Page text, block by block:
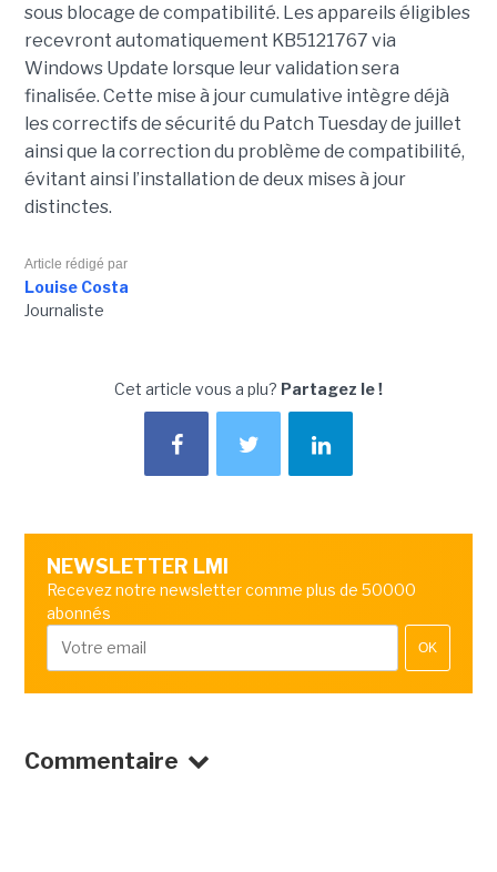
sous blocage de compatibilité. Les appareils éligibles
recevront automatiquement KB5121767 via
Windows Update lorsque leur validation sera
finalisée. Cette mise à jour cumulative intègre déjà
les correctifs de sécurité du Patch Tuesday de juillet
ainsi que la correction du problème de compatibilité,
évitant ainsi l’installation de deux mises à jour
distinctes.
Article rédigé par
Louise Costa
Journaliste
Cet article vous a plu? Partagez le !
NEWSLETTER LMI
Recevez notre newsletter comme plus de 50000
abonnés
OK
Commentaire